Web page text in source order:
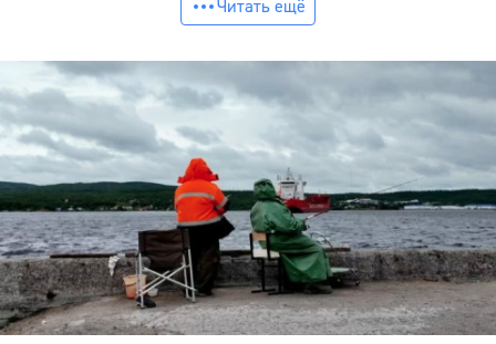
Читать ещё